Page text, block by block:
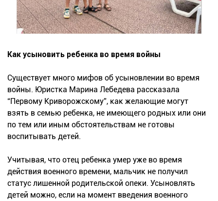
Как усыновить ребенка во время войны
Существует много мифов об усыновлении во время
войны. Юристка Марина Лебедева рассказала
“Первому Криворожскому”, как желающие могут
взять в семью ребенка, не имеющего родных или они
по тем или иным обстоятельствам не готовы
воспитывать детей.
Учитывая, что отец ребенка умер уже во время
действия военного времени, мальчик не получил
статус лишенной родительской опеки. Усыновлять
детей можно, если на момент введения военного